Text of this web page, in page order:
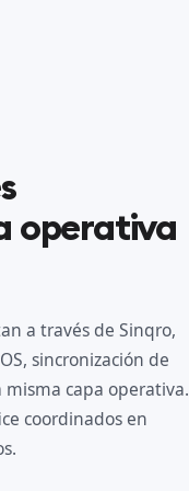
operativa
a través de Sinqro,
sincronización de
capa operativa.
coordinados en